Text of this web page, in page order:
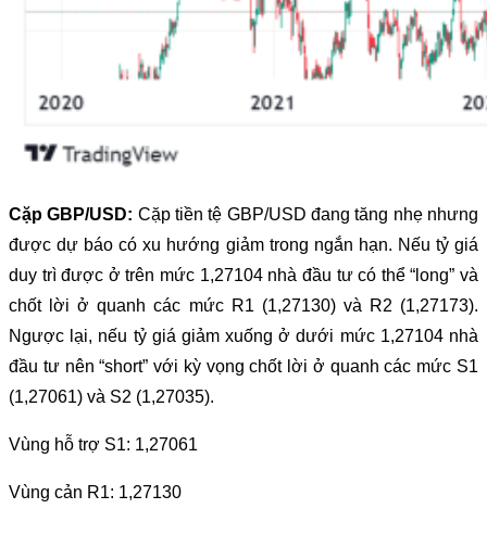
Cặp GBP/USD: Cặp tiền tệ GBP/USD đang tăng nhẹ nhưng
được dự báo có xu hướng giảm trong ngắn hạn. Nếu tỷ giá
duy trì được ở trên mức 1,27104 nhà đầu tư có thể “long” và
chốt lời ở quanh các mức R1 (1,27130) và R2 (1,27173).
Ngược lại, nếu tỷ giá giảm xuống ở dưới mức 1,27104 nhà
đầu tư nên “short” với kỳ vọng chốt lời ở quanh các mức S1
(1,27061) và S2 (1,27035).
Vùng hỗ trợ S1: 1,27061
Vùng cản R1: 1,27130